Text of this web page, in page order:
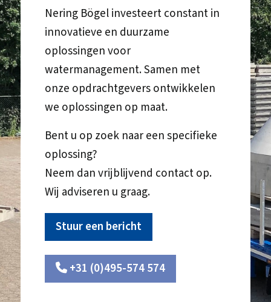
Nering Bögel investeert constant in
innovatieve en duurzame
oplossingen voor
watermanagement. Samen met
onze opdrachtgevers ontwikkelen
we oplossingen op maat.
Bent u op zoek naar een specifieke
oplossing?
Neem dan vrijblijvend contact op.
Wij adviseren u graag.
Stuur een bericht
+31 (0)495-574 574